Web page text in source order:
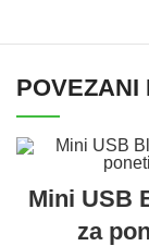
POVEZANI
Mini USB
za